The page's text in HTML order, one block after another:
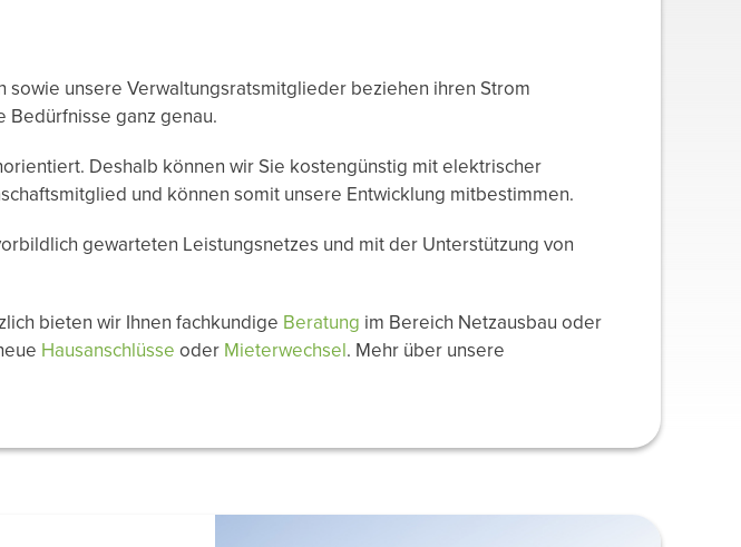
unsere Verwaltungsratsmitglieder beziehen ihren Strom
Bedürfnisse ganz genau.
Deshalb können wir Sie kostengünstig mit elektrischer
und können somit unsere Entwicklung mitbestimmen.
gewarteten Leistungsnetzes und mit der Unterstützung von
bieten wir Ihnen fachkundige Beratung im Bereich Netzausbau oder
Hausanschlüsse oder Mieterwechsel. Mehr über unsere